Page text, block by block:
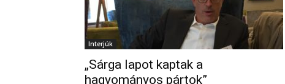
Interjúk
„Sárga lapot kaptak a
hagyományos pártok”